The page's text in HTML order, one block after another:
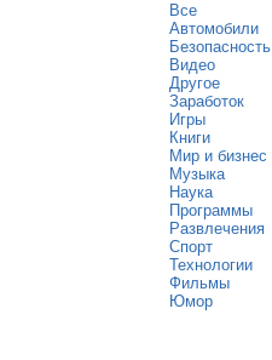
Все
Автомобили
Безопасность
Видео
Другое
Заработок
Игры
Книги
Мир и бизнес
Музыка
Наука
Программы
Развлечения
Спорт
Технологии
Фильмы
Юмор